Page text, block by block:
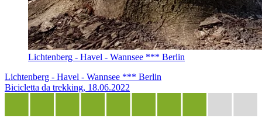
Lichtenberg - Havel - Wannsee *** Berlin
Lichtenberg - Havel - Wannsee *** Berlin
Bicicletta da trekking, 18.06.2022